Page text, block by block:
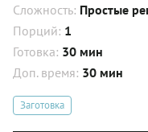
Сложность: Простые
Порций: 1
Готовка: 30 мин
Доп. время: 30 мин
Заготовка